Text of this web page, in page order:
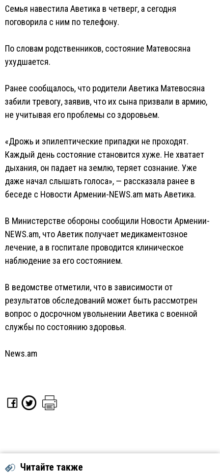
Семья навестила Аветика в четверг, а сегодня
поговорила с ним по телефону.
По словам родственников, состояние Матевосяна
ухудшается.
Ранее сообщалось, что родители Аветика Матевосяна
забили тревогу, заявив, что их сына призвали в армию,
не учитывая его проблемы со здоровьем.
«Дрожь и эпилептические припадки не проходят.
Каждый день состояние становится хуже. Не хватает
дыхания, он падает на землю, теряет сознание. Уже
даже начал слышать голоса», — рассказала ранее в
беседе с Новости Армении-NEWS.am мать Аветика.
В Министерстве обороны сообщили Новости Армении-
NEWS.am, что Аветик получает медикаментозное
лечение, а в госпитале проводится клиническое
наблюдение за его состоянием.
В ведомстве отметили, что в зависимости от
результатов обследований может быть рассмотрен
вопрос о досрочном увольнении Аветика с военной
службы по состоянию здоровья.
News.am
Читайте также